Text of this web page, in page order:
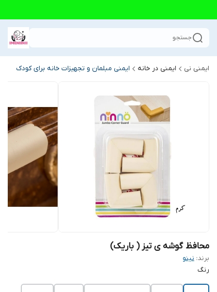
جستجو
ایمنی نی ایمنی در خانه ایمنی مبلمان و تجهیزات خانه برای کودک
محافظ گوشه ی تیز ( باریک)
برند: نینو
رنگ